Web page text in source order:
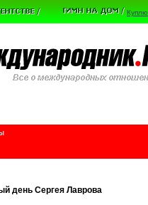
день Сергея Лаврова